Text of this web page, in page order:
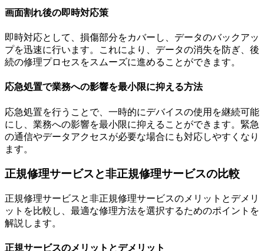
画面割れ後の即時対応策
即時対応として、損傷部分をカバーし、データのバックアッ
プを迅速に行います。これにより、データの消失を防ぎ、後
続の修理プロセスをスムーズに進めることができます。
応急処置で業務への影響を最小限に抑える方法
応急処置を行うことで、一時的にデバイスの使用を継続可能
にし、業務への影響を最小限に抑えることができます。緊急
の通信やデータアクセスが必要な場合にも対応しやすくなり
ます。
正規修理サービスと非正規修理サービスの比較
正規修理サービスと非正規修理サービスのメリットとデメリ
ットを比較し、最適な修理方法を選択するためのポイントを
解説します。
正規サービスのメリットとデメリット